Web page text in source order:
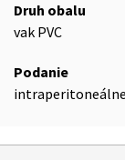
Druh obalu
vak PVC
Podanie